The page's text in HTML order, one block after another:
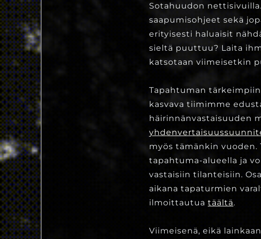
Sotahuudon
saapumisohjeet sekä
erityisesti haluaisit
sieltä puuttuu? Laita
katsotaan viimeisetkin
Tapahtuman
kasvava tiimimme
häirinnänvastaisuuden
myös tämänkin vuoden.
tapahtuma-alueella ja
vastaisiin tilanteisiin.
aikana tapaturmien
ilmoittautua täältä.
Viimeisenä, eikä